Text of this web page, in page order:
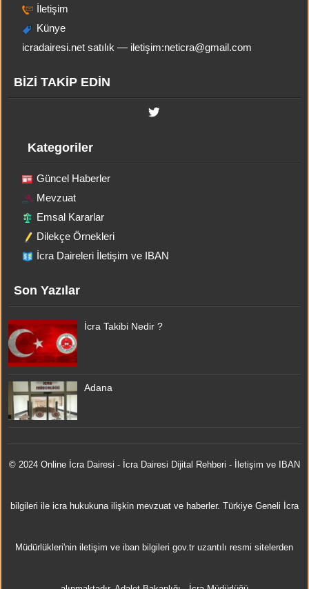
İletişim
Künye
icradairesi.net satılık — iletişim:neticra@gmail.com
BİZİ TAKİP EDİN
Kategoriler
Güncel Haberler
Mevzuat
Emsal Kararlar
Dilekçe Örnekleri
İcra Daireleri İletişim ve IBAN
Son Yazılar
İcra Takibi Nedir ?
Adana
© 2024 Online İcra Dairesi - İcra Dairesi Dijital Rehberi - İletişim ve IBAN
bilgileri ile icra hukukuna ilişkin mevzuat ve haberler. Türkiye Geneli İcra
Müdürlükleri'nin iletişim ve iban bilgileri gov.tr uzantılı resmi sitelerden